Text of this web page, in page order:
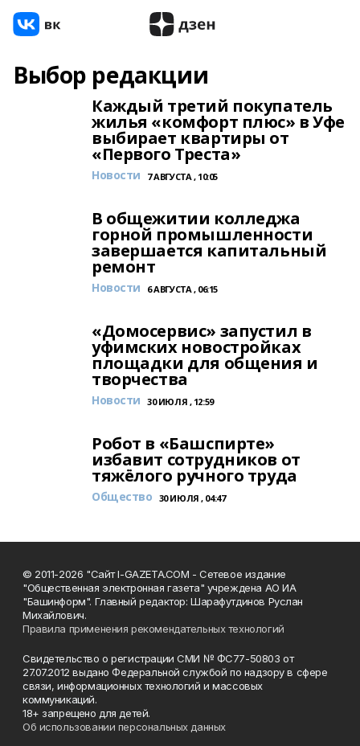
Выбор редакции
Каждый третий покупатель
жилья «комфорт плюс» в Уфе
выбирает квартиры от
«Первого Треста»
Новости 7 АВГУСТА , 10:05
В общежитии колледжа
горной промышленности
завершается капитальный
ремонт
Новости 6 АВГУСТА , 06:15
«Домосервис» запустил в
уфимских новостройках
площадки для общения и
творчества
Новости 30 ИЮЛЯ , 12:59
Робот в «Башспирте»
избавит сотрудников от
тяжёлого ручного труда
Общество 30 ИЮЛЯ , 04:47
© 2011-2026 "Сайт I-GAZETA.COM - Сетевое издание
"Общественная электронная газета" учреждена АО ИА
"Башинформ". Главный редактор: Шарафутдинов Руслан
Михайлович.
Правила применения рекомендательных технологий
Свидетельство о регистрации СМИ № ФС77-50803 от
27.07.2012 выдано Федеральной службой по надзору в сфере
связи, информационных технологий и массовых
коммуникаций.
18+ запрещено для детей.
Об использовании персональных данных